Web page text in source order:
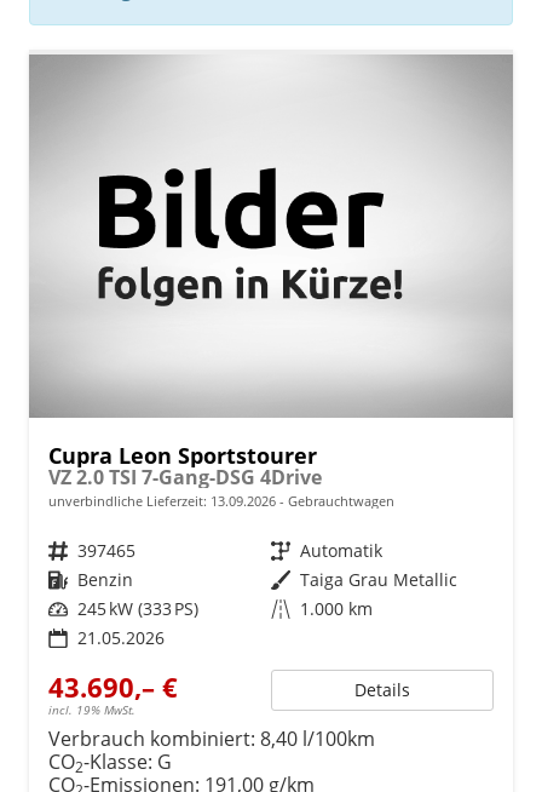
Cupra Leon Sportstourer
VZ 2.0 TSI 7-Gang-DSG 4Drive
unverbindliche Lieferzeit: 13.09.2026 Gebrauchtwagen
Fahrzeugnr. 397465 Getriebe Automatik
Kraftstoff Benzin Außenfarbe Taiga Grau Metallic
Leistung 245 kW (333 PS) Kilometerstand 1.000 km
21.05.2026
43.690,– €
incl. 19% MwSt.
Details
Verbrauch kombiniert: 8,40 l/100km
CO2-Klasse: G
CO -Emissionen: 191,00 g/km